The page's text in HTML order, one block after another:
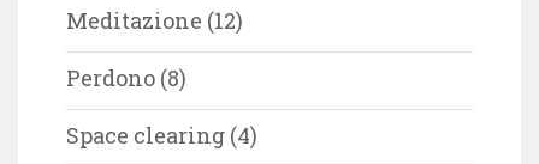
Meditazione (12)
Perdono (8)
Space clearing (4)